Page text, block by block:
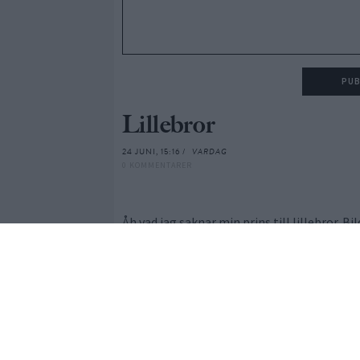
Lillebror
24 JUNI, 15:16 / VARDAG
Åh vad jag saknar min prins till lillebror.